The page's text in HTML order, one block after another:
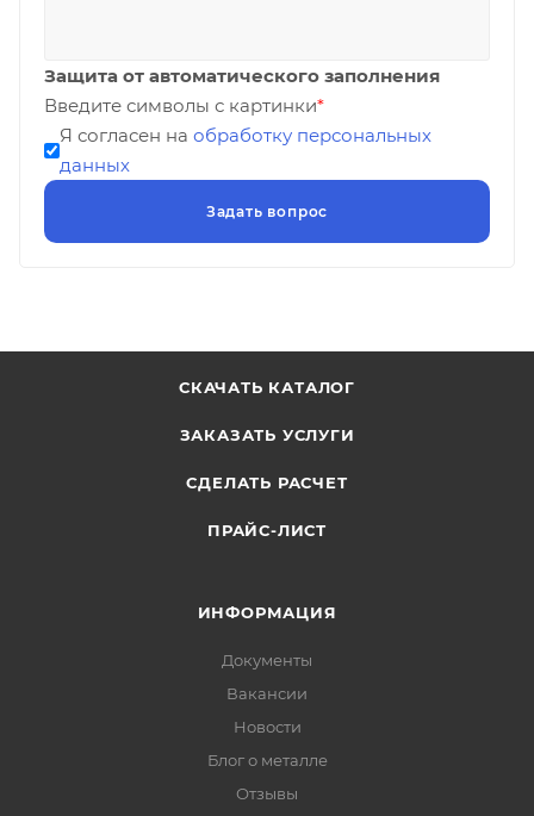
Защита от автоматического заполнения
Введите символы с картинки*
Я согласен на обработку персональных
данных
СКАЧАТЬ КАТАЛОГ
ЗАКАЗАТЬ УСЛУГИ
СДЕЛАТЬ РАСЧЕТ
ПРАЙС-ЛИСТ
ИНФОРМАЦИЯ
Документы
Вакансии
Новости
Блог о металле
Отзывы